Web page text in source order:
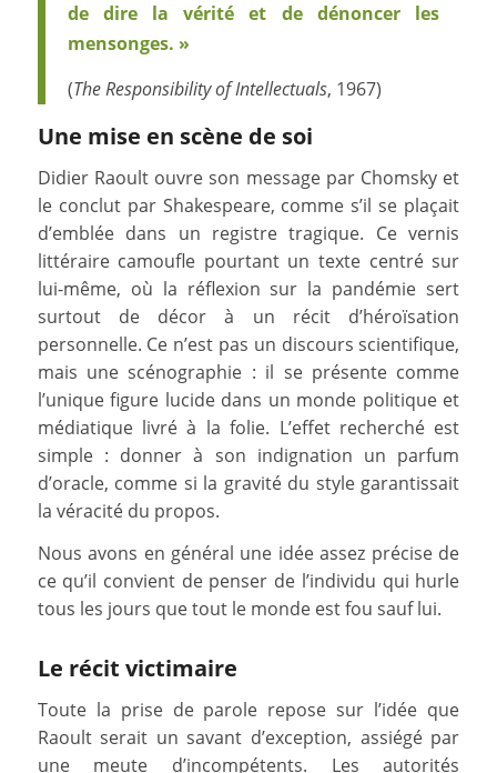
de dire la vérité et de dénoncer les
mensonges. »
(The Responsibility of Intellectuals, 1967)
Une mise en scène de soi
Didier Raoult ouvre son message par Chomsky et
le conclut par Shakespeare, comme s’il se plaçait
d’emblée dans un registre tragique. Ce vernis
littéraire camoufle pourtant un texte centré sur
lui-même, où la réflexion sur la pandémie sert
surtout de décor à un récit d’héroïsation
personnelle. Ce n’est pas un discours scientifique,
mais une scénographie : il se présente comme
l’unique figure lucide dans un monde politique et
médiatique livré à la folie. L’effet recherché est
simple : donner à son indignation un parfum
d’oracle, comme si la gravité du style garantissait
la véracité du propos.
Nous avons en général une idée assez précise de
ce qu’il convient de penser de l’individu qui hurle
tous les jours que tout le monde est fou sauf lui.
Le récit victimaire
Toute la prise de parole repose sur l’idée que
Raoult serait un savant d’exception, assiégé par
une meute d’incompétents. Les autorités